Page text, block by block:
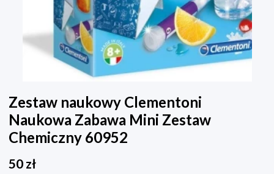
Zestaw naukowy Clementoni
Naukowa Zabawa Mini Zestaw
Chemiczny 60952
50 zł